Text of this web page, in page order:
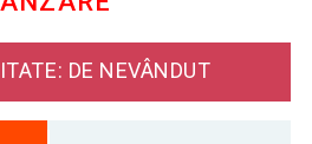
DE NEVÂNDUT